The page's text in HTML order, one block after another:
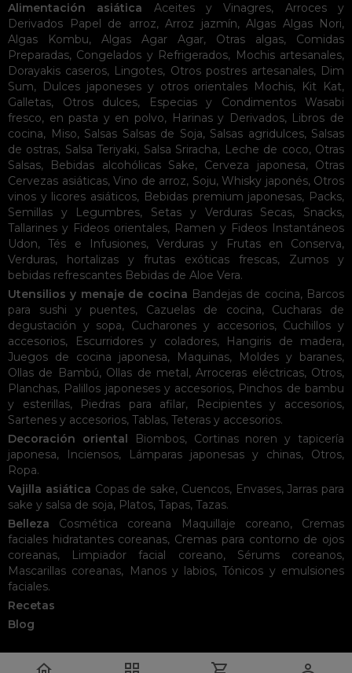
Alimentación asiática Aceites y Vinagres, Arroces y
Derivados
Papel de arroz, Arroz jazmín, Algas Algas Nori,
Algas Kombu, Algas Agar Agar, Otras algas, Comidas
Preparadas, Congelados y Refrigerados, Mochis artesanales,
Dorayakis caseros, Lingotes, Otros postres artesanales, Dim
Sum, Dulces japoneses y otros orientales Mochis, Kit Kat,
Galletas, Otros dulces, Especias y Condimentos
Wasabi
fresco, en pasta y en polvo, Harinas y Derivados, Libros de
cocina, Miso, Salsas Salsas de Soja, Salsas agridulces, Salsas
de ostras, Salsa Teriyaki, Salsa Sriracha, Leche de coco, Otras
Salsas, Bebidas alcohólicas Sake, Cerveza japonesa, Otras
Cervezas asiáticas, Vino de arroz, Soju, Whisky japonés, Otros
vinos y licores asiáticos, Bebidas premium japonesas, Packs,
Semillas y Legumbres, Setas y Verduras Secas, Snacks,
Tallarines y Fideos orientales, Ramen y Fideos Instantáneos
Udon,Tés e Infusiones, Verduras y Frutas en Conserva,
Verduras, hortalizas y frutas exóticas frescas, Zumos y
bebidas refrescantes Bebidas de Aloe Vera.
Utensilios y menaje de cocina Bandejas de cocina, Barcos
para sushi y puentes, Cazuelas de cocina, Cucharas de
degustación y sopa, Cucharones y accesorios, Cuchillos y
accesorios, Escurridores y coladores, Hangiris de madera,
Juegos de cocina japonesa, Maquinas, Moldes y baranes,
Ollas de Bambú, Ollas de metal,Arroceras eléctricas, Otros,
Planchas, Palillos japoneses y accesorios, Pinchos de bambu
y esterillas, Piedras para afilar, Recipientes y accesorios,
Sartenes y accesorios, Tablas, Teteras y accesorios.
Decoración oriental
Biombos, Cortinas noren y tapicería
japonesa, Inciensos, Lámparas japonesas y chinas, Otros,
Ropa.
Vajilla asiática Copas de sake, Cuencos, Envases,Jarras para
sake y salsa de soja, Platos, Tapas, Tazas.
Belleza
Cosmética coreana Maquillaje coreano, Cremas
faciales hidratantes coreanas, Cremas para contorno de ojos
coreanas, Limpiador facial coreano, Sérums coreanos,
Mascarillas coreanas, Manos y labios,Tónicos y emulsiones
faciales.
Recetas
Blog